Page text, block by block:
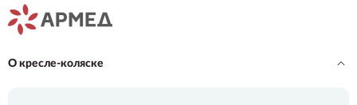
О кресле-коляске